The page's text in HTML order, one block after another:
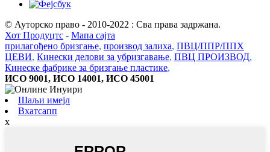
© Ауторско право - 2010-2022 : Сва права задржана.
Хот Продуцтс - Мапа сајта
прилагођено бризгање, производ залиха, ПВЦ/ППР/ППХ
ЦЕВИ, Кинески делови за убризгавање, ПВЦ ПРОИЗВОД,
Кинеске фабрике за бризгање пластике,
ИСО 9001, ИСО 14001, ИСО 45001
Шаљи имејл
Вхатсапп
x